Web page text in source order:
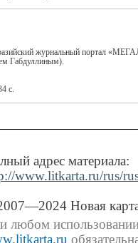
журнальный портал
Габдуллиным).
с.
адрес материала:
www.litkarta.ru/rus/
Новая
любом использовании